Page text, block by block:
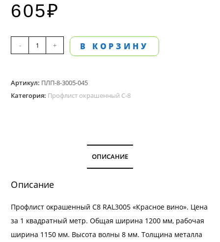
605₽
Количество
товара
окрашенный
С-8.
мм
- + В КОРЗИНУ
Артикул: ПЛП-8-3005-045
Категория: Профлист окрашенный С-8
ОПИСАНИЕ
Описание
Профлист окрашенный С8 RAL3005 «Красное вино». Цена
за 1 квадратный метр. Общая ширина 1200 мм, рабочая
ширина 1150 мм. Высота волны 8 мм. Толщина металла